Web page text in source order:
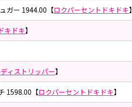
ガー 1944.00【ロクパーセントドキドキ】
キドキ】
ィストリッパー】
1598.00【ロクパーセントドキドキ】